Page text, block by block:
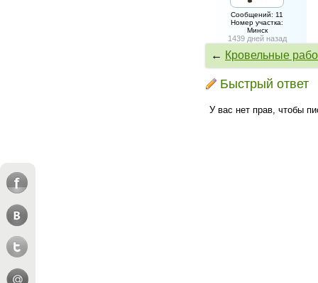
Сообщений: 11
Номер участка:
Минск
1439 дней назад
← Кровельные
Быстрый ответ
У вас нет прав, чтобы